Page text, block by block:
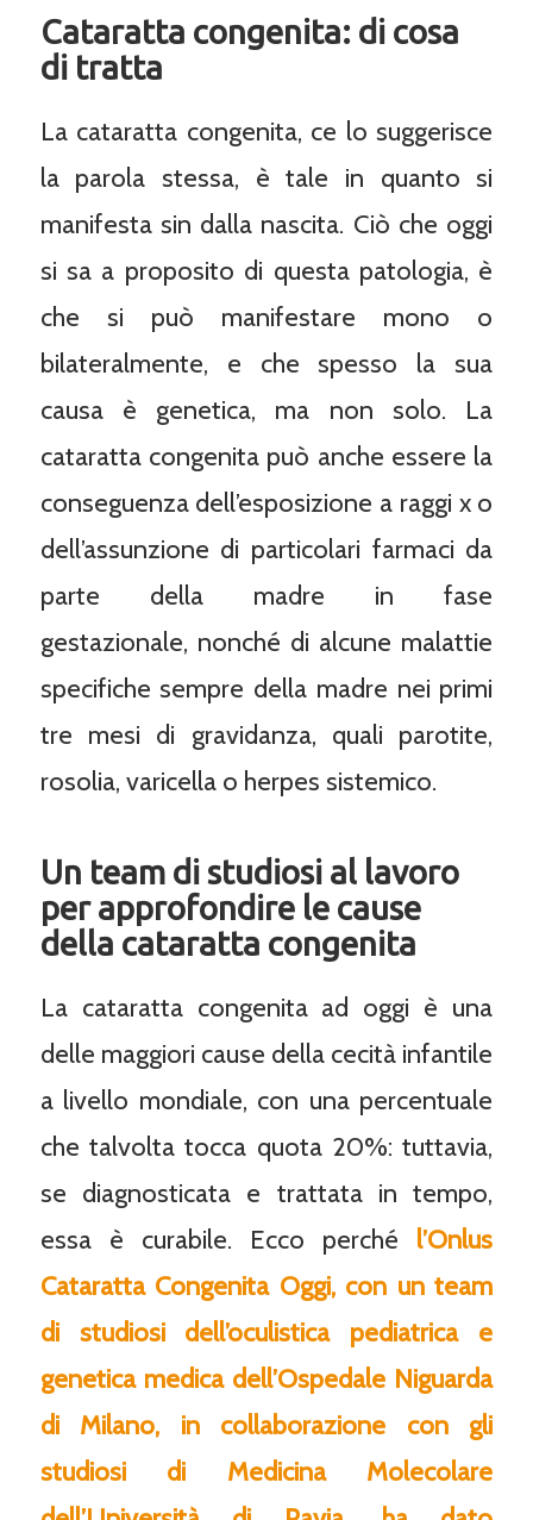
Cataratta congenita: di cosa
di tratta
La cataratta congenita, ce lo suggerisce
la parola stessa, è tale in quanto si
manifesta sin dalla nascita. Ciò che oggi
si sa a proposito di questa patologia, è
che si può manifestare mono o
bilateralmente, e che spesso la sua
causa è genetica, ma non solo. La
cataratta congenita può anche essere la
conseguenza dell’esposizione a raggi x o
dell’assunzione di particolari farmaci da
parte della madre in fase
gestazionale, nonché di alcune malattie
specifiche sempre della madre nei primi
tre mesi di gravidanza, quali parotite,
rosolia, varicella o herpes sistemico.
Un team di studiosi al lavoro
per approfondire le cause
della cataratta congenita
La cataratta congenita ad oggi è una
delle maggiori cause della cecità infantile
a livello mondiale, con una percentuale
che talvolta tocca quota 20%: tuttavia,
se diagnosticata e trattata in tempo,
essa è curabile. Ecco perché l’Onlus
Cataratta Congenita Oggi, con un team
di studiosi dell’oculistica pediatrica e
genetica medica dell’Ospedale Niguarda
di Milano, in collaborazione con gli
studiosi di Medicina Molecolare